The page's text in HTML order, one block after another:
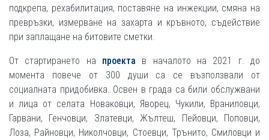
подкрепа, рехабилитация, поставяне на инжекции, смяна на
превръзки, измерване на захарта и кръвното, съдействие
при заплащане на битовите сметки.
От стартирането на проекта в началото на 2021 г. до
момента повече от 300 души са се възползвали от
социалната придобивка. Освен в града са били обслужвани
и лица от селата Новаковци, Яворец, Чукили, Враниловци,
Гарвани, Генчовци, Златевци, Жълтеш, Пейовци, Поповци,
Лоза, Райновци, Николчовци, Стоевци, Трънито, Смиловци и